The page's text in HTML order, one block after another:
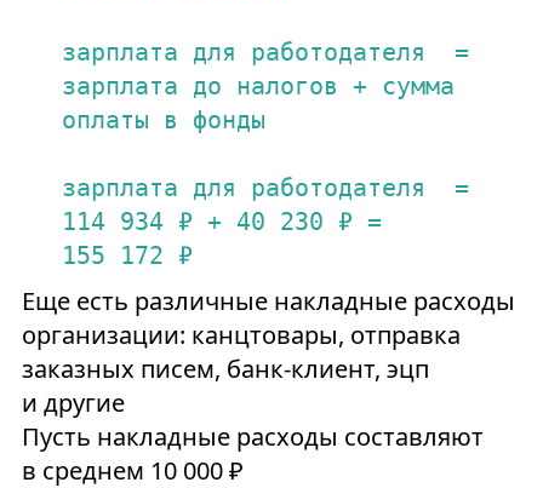
зарплата для работодателя
=
зарплата до налогов + сумма
оплаты
в фонды
зарплата для работодателя
=
114 934 ₽ + 40 230 ₽ =
155
172 ₽
Еще есть различные накладные расходы
организации: канцтовары, отправка
заказных писем, банк-клиент, эцп
и другие
Пусть накладные расходы составляют
в среднем 10 000 ₽